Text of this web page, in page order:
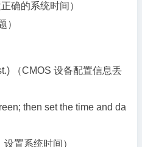
确的系统时间）
）
（CMOS 设备配置信息丢
then set the time and da
置系统时间）